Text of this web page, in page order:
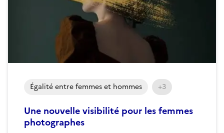
Une nouvelle visibilité pour les femmes
photographes
Égalité entre femmes et hommes +3